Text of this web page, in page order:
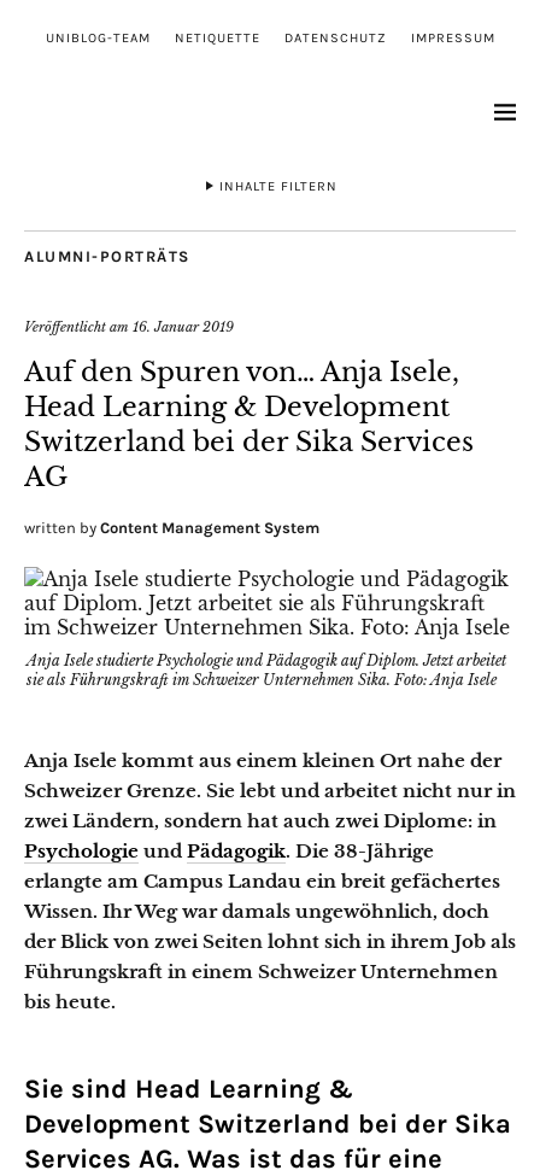
UNIBLOG-TEAM NETIQUETTE DATENSCHUTZ IMPRESSUM
INHALTE FILTERN
ALUMNI-PORTRÄTS
Veröffentlicht am 16. Januar 2019
Auf den Spuren von… Anja Isele,
Head Learning & Development
Switzerland bei der Sika Services
AG
written by Content Management System
Anja Isele studierte Psychologie und Pädagogik auf Diplom. Jetzt arbeitet
sie als Führungskraft im Schweizer Unternehmen Sika. Foto: Anja Isele
Anja Isele kommt aus einem kleinen Ort nahe der
Schweizer Grenze. Sie lebt und arbeitet nicht nur in
zwei Ländern, sondern hat auch zwei Diplome: in
Psychologie und Pädagogik. Die 38-Jährige
erlangte am Campus Landau ein breit gefächertes
Wissen. Ihr Weg war damals ungewöhnlich, doch
der Blick von zwei Seiten lohnt sich in ihrem Job als
Führungskraft in einem Schweizer Unternehmen
bis heute.
Sie sind Head Learning &
Development Switzerland bei der Sika
Services AG. Was ist das für eine